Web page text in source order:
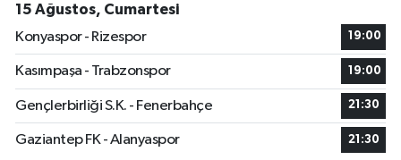
15 Ağustos, Cumartesi
Konyaspor - Rizespor
19:00
Kasımpaşa - Trabzonspor 19:00
Gençlerbirliği S.K. - Fenerbahçe 21:30
Gaziantep FK - Alanyaspor 21:30